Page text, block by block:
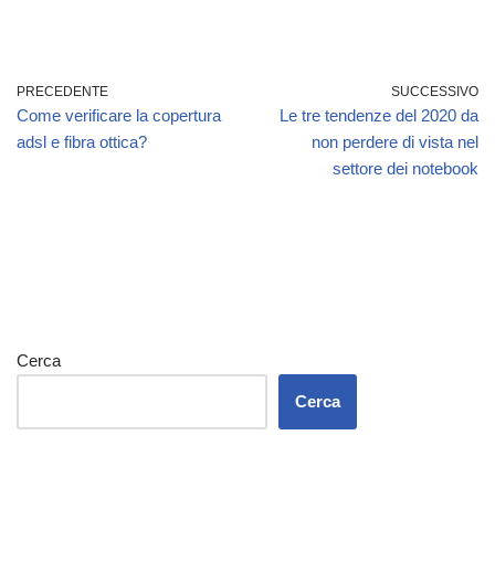
PRECEDENTE
Come verificare la copertura
adsl e fibra ottica?
SUCCESSIVO
Le tre tendenze del 2020 da
non perdere di vista nel
settore dei notebook
Cerca
Cerca